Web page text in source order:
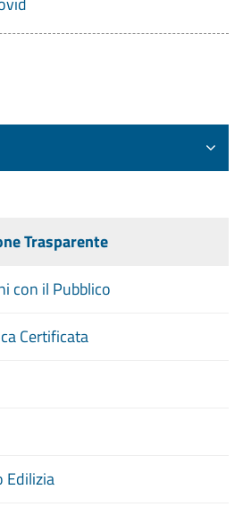
derogate e dei
deroga, nonché con
di eventuali atti
o giurisdizionali
eventualmente
dei provvedimenti
Trasparente
con il Pubblico
Certificata
Edilizia